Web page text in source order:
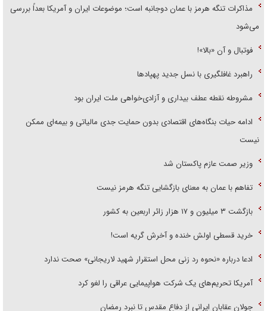
مذاکرات تنگه هرمز با عمان دوجانبه است؛ موضوعات ایران و آمریکا بعداً بررسی
می‌شود
فوتبال و آن «بالا»!
راهبرد غافلگیری با نسل جدید پهپاد‌ها
مشروطه نقطه عطف بیداری و آزادی‌خواهی ملت ایران بود
ادامه حیات بنگاه‌های اقتصادی بدون حمایت جدی مالیاتی و بیمه‌ای ممکن
نیست
وزیر صمت عازم پاکستان شد
تفاهم با عمان به معنای بازگشایی تنگه هرمز نیست
بازگشت ۳ میلیون و ۱۷ هزار زائر اربعین به کشور
خرید قسطی اولش خنده و آخرش گریه است!
ادعا درباره «نحوه رد زنی محل استقرار شهید لاریجانی» صحت ندارد
آمریکا تحریم‌های یک شرکت هواپیمایی عراقی را لغو کرد
جولان عقابان ایرانی از دفاع مقدس تا نبرد رمضان